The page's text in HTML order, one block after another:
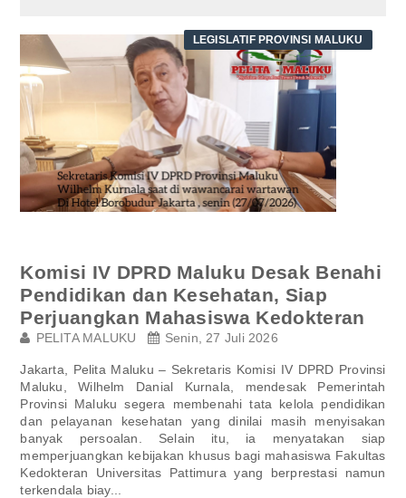
LEGISLATIF PROVINSI MALUKU
Komisi IV DPRD Maluku Desak Benahi
Pendidikan dan Kesehatan, Siap
Perjuangkan Mahasiswa Kedokteran
PELITA MALUKU Senin, 27 Juli 2026
Jakarta, Pelita Maluku – Sekretaris Komisi IV DPRD Provinsi
Maluku, Wilhelm Danial Kurnala, mendesak Pemerintah
Provinsi Maluku segera membenahi tata kelola pendidikan
dan pelayanan kesehatan yang dinilai masih menyisakan
banyak persoalan. Selain itu, ia menyatakan siap
memperjuangkan kebijakan khusus bagi mahasiswa Fakultas
Kedokteran Universitas Pattimura yang berprestasi namun
terkendala biay...